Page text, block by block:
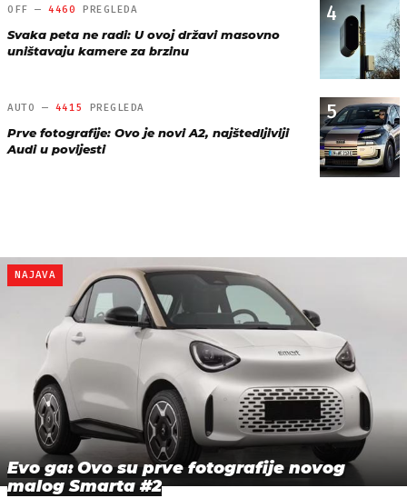
4
OFF —4460 PREGLEDA
Svaka peta ne radi: U ovoj državi masovno
uništavaju kamere za brzinu
5
AUTO — 4415 PREGLEDA
Prve fotografije: Ovo je novi A2, najštedljiviji
Audi u povijesti
NAJAVA
Evo ga: Ovo su prve fotografije novog
malog Smarta #2